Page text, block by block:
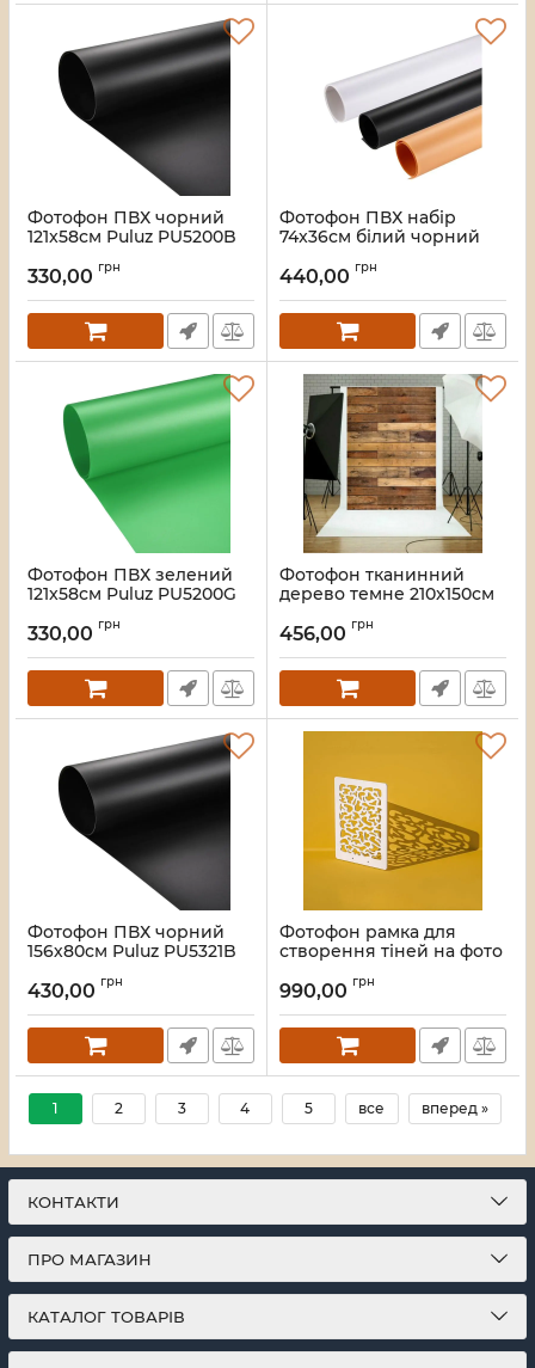
Фотофон ПВХ чорний
121x58см Puluz PU5200B
330,00 грн
Фотофон ПВХ набір
74x36см білий чорний
Артикул:3949
440,00 грн
Фотофон ПВХ зелений
121x58см Puluz PU5200G
330,00 грн
Фотофон тканинний
дерево темне 210x150см
Артикул:3944
456,00 грн
Фотофон ПВХ чорний
156х80см Puluz PU5321B
430,00 грн
Фотофон рамка для
створення тіней на фото
Артикул:3852
990,00 грн
1 2 3 4 5 все вперед »
КОНТАКТИ
ПРО МАГАЗИН
КАТАЛОГ ТОВАРІВ